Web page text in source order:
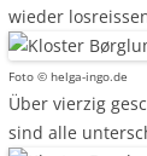
wieder
Foto © helga-ingo.de
Über vierzig
sind alle